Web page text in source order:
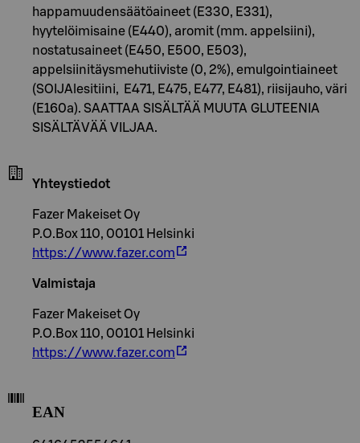
happamuudensäätöaineet (E330, E331),
hyytelöimisaine (E440), aromit (mm. appelsiini),
nostatusaineet (E450, E500, E503),
appelsiinitäysmehutiiviste (0, 2%), emulgointiaineet
(SOIJAlesitiini, E471, E475, E477, E481), riisijauho, väri
(E160a). SAATTAA SISÄLTÄÄ MUUTA GLUTEENIA
SISÄLTÄVÄÄ VILJAA.
Yhteystiedot
Fazer Makeiset Oy
P.O.Box 110, 00101 Helsinki
https://www.fazer.com
Valmistaja
Fazer Makeiset Oy
P.O.Box 110, 00101 Helsinki
https://www.fazer.com
EAN